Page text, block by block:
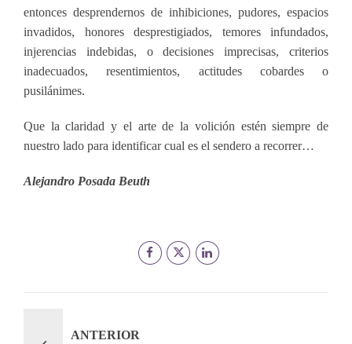
entonces desprendernos de inhibiciones, pudores, espacios
invadidos, honores desprestigiados, temores infundados,
injerencias indebidas, o decisiones imprecisas, criterios
inadecuados, resentimientos, actitudes cobardes o
pusilánimes.
Que la claridad y el arte de la volición estén siempre de
nuestro lado para identificar cual es el sendero a recorrer…
Alejandro Posada Beuth
ANTERIOR